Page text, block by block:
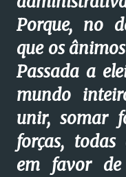
Porque, no
que os
Passada a
mundo
unir, somar
forças, todas
em favor